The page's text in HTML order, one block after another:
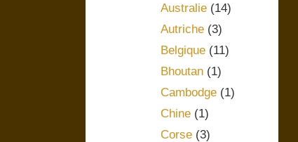
Australie(14)
Autriche(3)
Belgique(11)
Bhoutan(1)
Cambodge(1)
Chine(1)
Corse(3)